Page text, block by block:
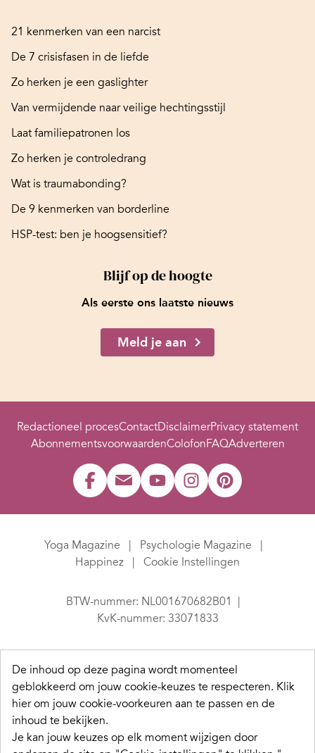
21 kenmerken van een narcist
De 7 crisisfasen in de liefde
Zo herken je een gaslighter
Van vermijdende naar veilige hechtingsstijl
Laat familiepatronen los
Zo herken je controledrang
Wat is traumabonding?
De 9 kenmerken van borderline
HSP-test: ben je hoogsensitief?
Blijf op de hoogte
Als eerste ons laatste nieuws
Meld je aan
Redactioneel procesContactDisclaimerPrivacy statement
AbonnementsvoorwaardenColofonFAQAdverteren
Yoga Magazine
Psychologie Magazine
Happinez
Cookie Instellingen
BTW-nummer: NL001670682B01
KvK-nummer: 33071833
De inhoud op deze pagina wordt momenteel
geblokkeerd om jouw cookie-keuzes te respecteren. Klik
hier om jouw cookie-voorkeuren aan te passen en de
inhoud te bekijken.
Je kan jouw keuzes op elk moment wijzigen door